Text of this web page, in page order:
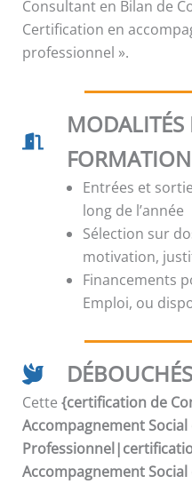
Consultant en Bilan de
Certification en
professionnel ».
MODALITÉS
FORMATION
Entrées et
long de l’année
Sélection sur
motivation,
Financements
Emploi, ou
Cette {certification de
Accompagnement Social
Accompagnement